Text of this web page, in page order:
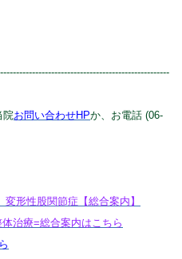
院お問い合わせHPか、お電話 (06-
形性股関節症【総合案内】
治療=総合案内はこちら